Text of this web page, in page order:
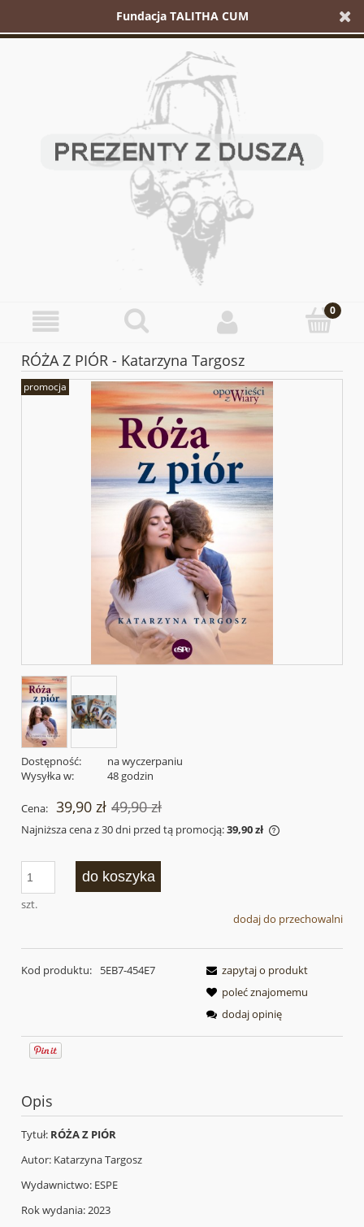
Fundacja TALITHA CUM
RÓŻA Z PIÓR - Katarzyna Targosz
promocja
Dostępność:
na wyczerpaniu
Wysyłka w:
48 godzin
Cena: 39,90 zł 49,90 zł
Najniższa cena z 30 dni przed tą promocją:39,90 zł
szt.
do koszyka
dodaj do przechowalni
Kod produktu: 5EB7-454E7
zapytaj o produkt
poleć znajomemu
dodaj opinię
Opis
Tytuł: RÓŻA Z PIÓR
Autor: Katarzyna Targosz
Wydawnictwo: ESPE
Rok wydania: 2023